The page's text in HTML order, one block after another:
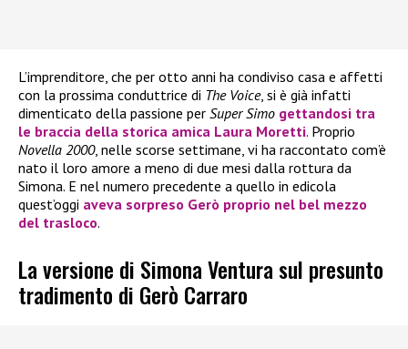
L’imprenditore, che per otto anni ha condiviso casa e affetti
con la prossima conduttrice di The Voice, si è già infatti
dimenticato della passione per Super Simo gettandosi tra
le braccia della storica amica Laura Moretti. Proprio
Novella 2000, nelle scorse settimane, vi ha raccontato com’è
nato il loro amore a meno di due mesi dalla rottura da
Simona. E nel numero precedente a quello in edicola
quest’oggi aveva sorpreso Gerò proprio nel bel mezzo
del trasloco.
La versione di Simona Ventura sul presunto
tradimento di Gerò Carraro